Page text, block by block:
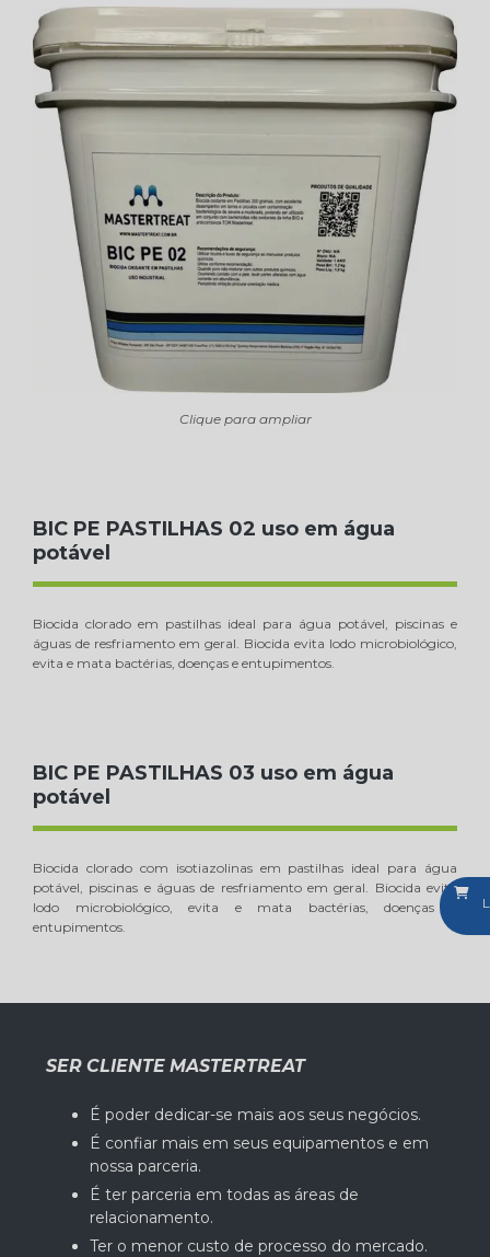
Clique para ampliar
BIC PE PASTILHAS 02 uso em água
potável
Biocida clorado em pastilhas ideal para água potável, piscinas e
águas de resfriamento em geral. Biocida evita lodo microbiológico,
evita e mata bactérias, doenças e entupimentos.
BIC PE PASTILHAS 03 uso em água
potável
Biocida clorado com isotiazolinas em pastilhas ideal para água
potável, piscinas e águas de resfriamento em geral. Biocida evita
lodo microbiológico, evita e mata bactérias, doenças e
entupimentos.
SER CLIENTE MASTERTREAT
É poder dedicar-se mais aos seus negócios.
É confiar mais em seus equipamentos e em
nossa parceria.
É ter parceria em todas as áreas de
relacionamento.
Ter o menor custo de processo do mercado.